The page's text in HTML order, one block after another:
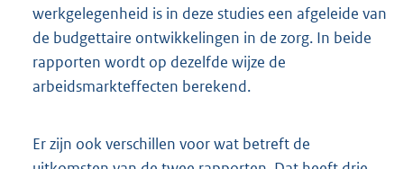
werkgelegenheid is in deze studies een afgeleide van
de budgettaire ontwikkelingen in de zorg. In beide
rapporten wordt op dezelfde wijze de
arbeidsmarkteffecten berekend.
Er zijn ook verschillen voor wat betreft de